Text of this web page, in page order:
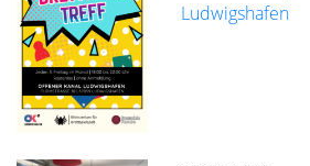
Ludwigshafen